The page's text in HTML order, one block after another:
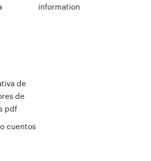
information
de
de
pdf
cuentos